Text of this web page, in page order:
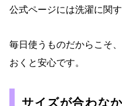
公式ページには洗濯に関
毎日使うものだからこそ
おくと安心です。
サイズが合わな